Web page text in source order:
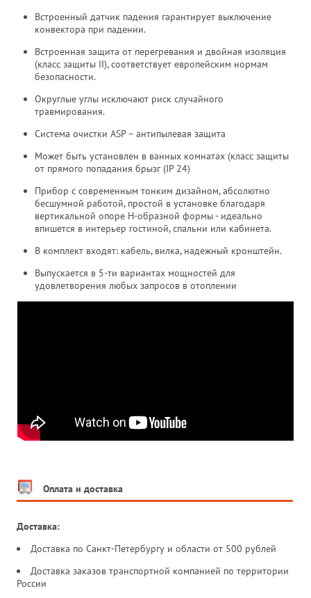
Встроенный датчик падения гарантирует выключение
конвектора при падении.
Встроенная защита от перегревания и двойная изоляция
(класс защиты II), соответствует европейским нормам
безопасности.
Округлые углы исключают риск случайного
травмирования.
Система очистки ASP – антипылевая защита
Может быть установлен в ванных комнатах (класс защиты
от прямого попадания брызг (IP 24)
Прибор с современным тонким дизайном, абсолютно
бесшумной работой, простой в установке благодаря
вертикальной опоре H-образной формы - идеально
впишется в интерьер гостиной, спальни или кабинета.
В комплект входят: кабель, вилка, надежный кронштейн.
Выпускается в 5-ти вариантах мощностей для
удовлетворения любых запросов в отоплении
Оплата и доставка
Доставка:
Доставка по Санкт-Петербургу и области от 500 рублей
Доставка заказов транспортной компанией по территории
России